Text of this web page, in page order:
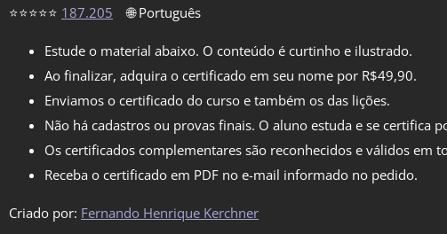
⭐⭐⭐⭐⭐ 187.205 🌐 Português
Estude o material abaixo. O conteúdo é curtinho e ilustrado.
Ao finalizar, adquira o certificado em seu nome por R$49,90.
Enviamos o certificado do curso e também os das lições.
Não há cadastros ou provas finais. O aluno estuda e se certifica
Os certificados complementares são reconhecidos e válidos em
Receba o certificado em PDF no e-mail informado no pedido.
Criado por: Fernando Henrique Kerchner